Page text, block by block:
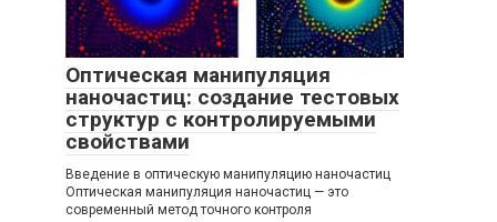
Оптическая манипуляция
наночастиц: создание тестовых
структур с контролируемыми
свойствами
Введение в оптическую манипуляцию наночастиц
Оптическая манипуляция наночастиц — это
современный метод точного контроля